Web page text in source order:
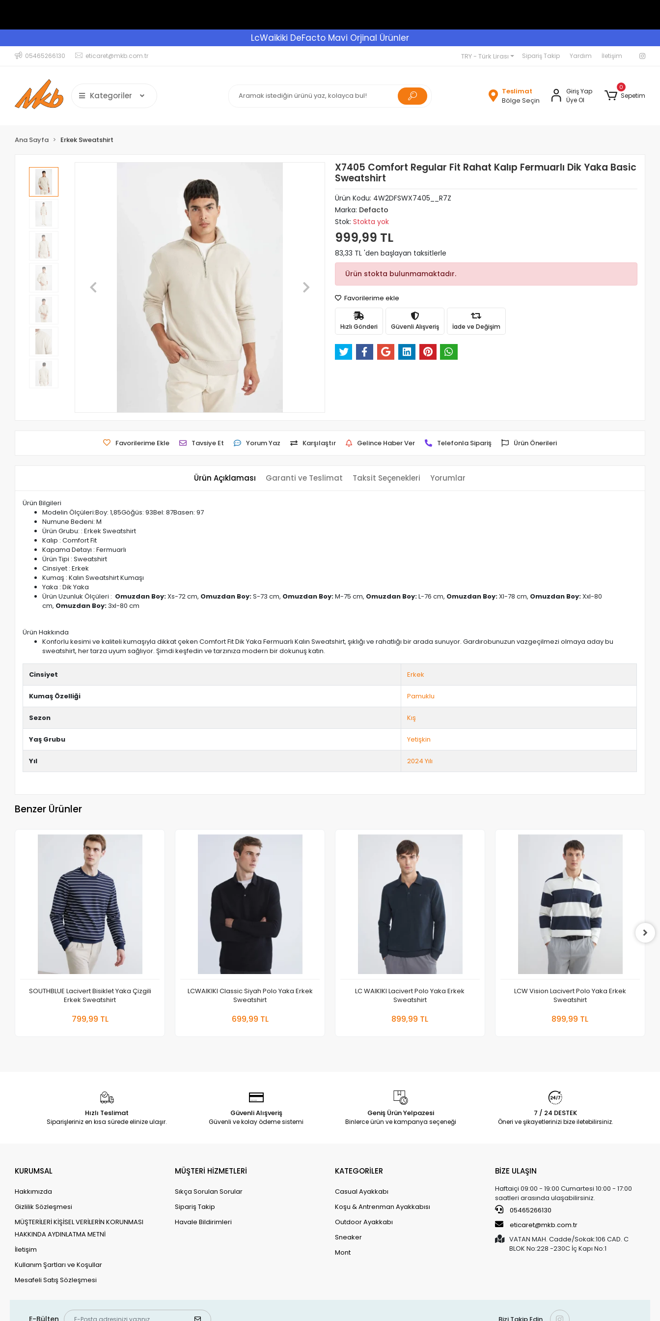
LcWaikiki DeFacto Mavi Orjinal Ürünler
05465266130 eticaret@mkb.com.tr TRY - Türk Lirası Sipariş Takip Yardım İletişim
Kategoriler
Teslimat
Bölge Seçin
Giriş Yap
Üye Ol
0
Sepetim
Ana Sayfa Erkek Sweatshirt
X7405 Comfort Regular Fit Rahat Kalıp Fermuarlı Dik Yaka Basic
Sweatshirt
Ürün Kodu: 4W2DFSWX7405__R7Z
Marka: Defacto
Stok: Stokta yok
999,99 TL
83,33 TL 'den başlayan taksitlerle
Ürün stokta bulunmamaktadır.
Favorilerime ekle
Hızlı Gönderi Güvenli Alışveriş İade ve Değişim
Favorilerime Ekle Tavsiye Et Yorum Yaz Karşılaştır Gelince Haber Ver Telefonla Sipariş Ürün Önerileri
Ürün Açıklaması Garanti ve Teslimat Taksit Seçenekleri Yorumlar
Ürün Bilgileri
Modelin Ölçüleri:Boy: 1,85Göğüs: 93Bel: 87Basen: 97
Numune Bedeni: M
Ürün Grubu: : Erkek Sweatshirt
Kalıp : Comfort Fit
Kapama Detayı : Fermuarlı
Ürün Tipi : Sweatshirt
Cinsiyet : Erkek
Kumaş : Kalın Sweatshirt Kumaşı
Yaka : Dik Yaka
Ürün Uzunluk Ölçüleri : Omuzdan Boy:Xs-72 cm, Omuzdan Boy:S-73 cm, Omuzdan Boy:M-75 cm, Omuzdan Boy:L-76 cm, Omuzdan Boy:Xl-78 cm, Omuzdan Boy:Xxl-80
cm, Omuzdan Boy:3xl-80 cm
Ürün Hakkında
Konforlu kesimi ve kaliteli kumaşıyla dikkat çeken Comfort Fit Dik Yaka Fermuarlı Kalın Sweatshirt, şıklığı ve rahatlığı bir arada sunuyor. Gardırobunuzun vazgeçilmezi olmaya aday bu
sweatshirt, her tarza uyum sağlıyor. Şimdi keşfedin ve tarzınıza modern bir dokunuş katın.
Cinsiyet Erkek
Kumaş Özelliği Pamuklu
Sezon Kış
Yaş Grubu Yetişkin
Yıl 2024 Yılı
Benzer Ürünler
SOUTHBLUE Lacivert Bisiklet Yaka Çizgili
Erkek Sweatshirt
799,99 TL
LCWAIKIKI Classic Siyah Polo Yaka Erkek
Sweatshirt
699,99 TL
LC WAIKIKI Lacivert Polo Yaka Erkek
Sweatshirt
899,99 TL
LCW Vision Lacivert Polo Yaka Erkek
Sweatshirt
899,99 TL
Hızlı Teslimat
Siparişleriniz en kısa sürede elinize ulaşır.
Güvenli Alışveriş
Güvenli ve kolay ödeme sistemi
Geniş Ürün Yelpazesi
Binlerce ürün ve kampanya seçeneği
7 / 24 DESTEK
Öneri ve şikayetlerinizi bize iletebilirsiniz.
KURUMSAL
Hakkımızda
Gizlilik Sözleşmesi
MÜŞTERİLERİ KİŞİSEL VERİLERİN KORUNMASI
HAKKINDA AYDINLATMA METNİ
İletişim
Kullanım Şartları ve Koşullar
Mesafeli Satış Sözleşmesi
MÜŞTERİ HİZMETLERİ
Sıkça Sorulan Sorular
Sipariş Takip
Havale Bildirimleri
KATEGORİLER
Casual Ayakkabı
Koşu & Antrenman Ayakkabısı
Outdoor Ayakkabı
Sneaker
Mont
BİZE ULAŞIN
Haftaiçi 09:00 - 19:00 Cumartesi 10:00 - 17:00
saatleri arasında ulaşabilirsiniz.
05465266130
eticaret@mkb.com.tr
VATAN MAH. Cadde/Sokak:106 CAD. C
BLOK No:228 -230C İç Kapı No:1